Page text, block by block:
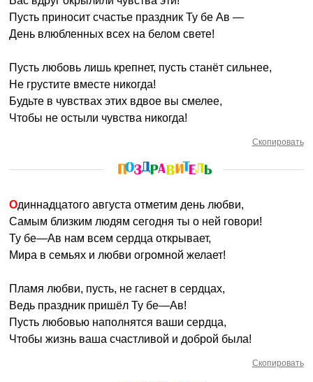
Пусть приносит счастье праздник Ту бе Ав —
День влюбленных всех на белом свете!
Пусть любовь лишь крепнет, пусть станёт сильнее,
Не грустите вместе никогда!
Будьте в чувствах этих вдвое вы смелее,
Чтобы не остыли чувства никогда!
Скопировать
Одиннадцатого августа отметим день любви,
Самым близким людям сегодня ты о ней говори!
Ту бе—Ав нам всем сердца открывает,
Мира в семьях и любви огромной желает!
Пламя любви, пусть, не гаснет в сердцах,
Ведь праздник пришёл Ту бе—Ав!
Пусть любовью наполнятся ваши сердца,
Чтобы жизнь ваша счастливой и доброй была!
Скопировать